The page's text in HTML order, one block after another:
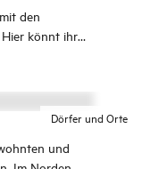
den
Hier könnt ihr
Dörfer und Orte
und